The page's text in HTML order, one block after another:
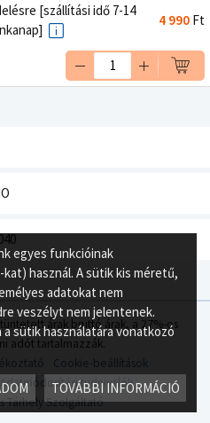
[szállítási idő 7-14
4 990 Ft
árak bruttó árak, a 27%-os
adót tartalmazzák.
Cookie-beállítások
Adatmódosítási tudnivalók
Tárhely Szolgáltató
egyes funkcióinak
használ. A sütik kis méretű,
adatokat nem
veszélyt nem jelentenek.
sütik használatára vonatkozó
TOVÁBBI INFORMÁCIÓ